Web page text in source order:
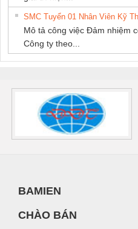
SMC Tuyển 01 Nhân Viên Kỹ
Mô tả công việc Đảm nhiệm
Công ty theo...
BAMIEN
CHÀO BÁN